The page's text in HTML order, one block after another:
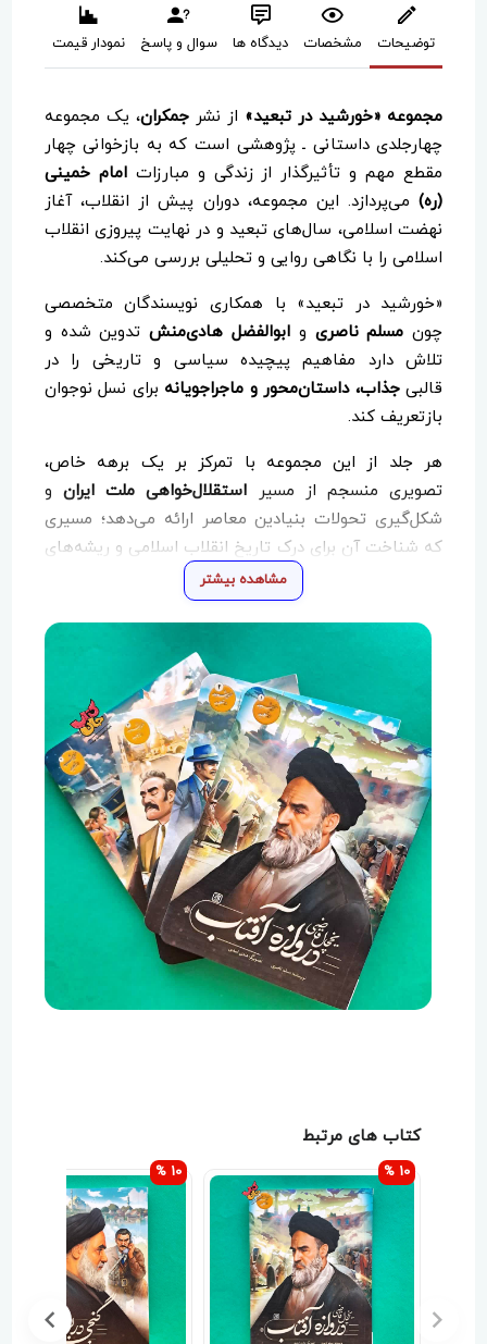
توضیحات مشخصات دیدگاه ها سوال و پاسخ نمودار قیمت
مجموعه «خورشید در تبعید» از نشرجمکران، یک مجموعه
چهارجلدی داستانی ـ پژوهشی است که به بازخوانی چهار
مقطع مهم و تأثیرگذار از زندگی و مبارزاتامام خمینی
(ره)می‌پردازد. این مجموعه، دوران پیش از انقلاب، آغاز
نهضت اسلامی، سال‌های تبعید و در نهایت پیروزی انقلاب
اسلامی را با نگاهی روایی و تحلیلی بررسی می‌کند.
«خورشید در تبعید» با همکاری نویسندگان متخصصی
چون مسلم ناصری و ابوالفضل هادی‌منشتدوین شده و
تلاش دارد مفاهیم پیچیده سیاسی و تاریخی را در
قالبیجذاب، داستان‌محور و ماجراجویانه برای نسل نوجوان
بازتعریف کند.
هر جلد از این مجموعه با تمرکز بر یک برهه خاص،
تصویری منسجم از مسیر استقلال‌خواهی ملت ایرانو
شکل‌گیری تحولات بنیادین معاصر ارائه می‌دهد؛ مسیری
که شناخت آن برای درک تاریخ انقلاب اسلامی و ریشه‌های
تحولات امروز ایران ضروری است.
مشاهده بیشتر
کتاب های مرتبط
10 %
10 %